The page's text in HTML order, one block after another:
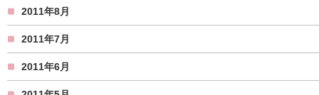
2011年8月
2011年7月
2011年6月